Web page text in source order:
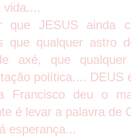
vida....
que JESUS ainda
que qualquer astro
axé, que
política.... DEUS
Francisco deu o
é levar a palavra de
esperança...